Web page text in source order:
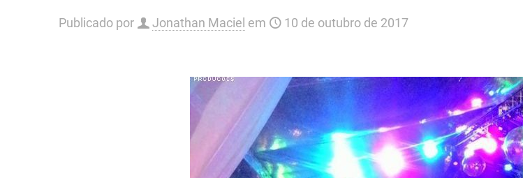
Publicado por Jonathan Maciel em 10 de outubro de 2017